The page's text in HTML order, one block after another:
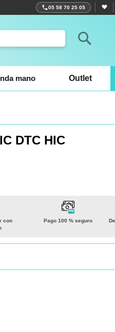
05 58 70 25 05
mano Outlet
DTC HIC
con
Pago 100 % seguro